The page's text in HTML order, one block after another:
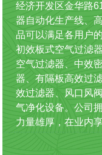
经济开发区金华路
器自动化生产线、
品可以满足各用户
初效板式空气过滤
空气过滤器、中效
器、有隔板高效过
效过滤器、风口风
气净化设备。公司
力量雄厚，在业内